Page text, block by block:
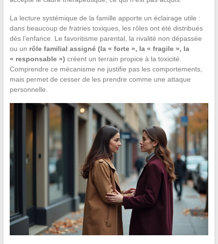
La lecture systémique de la famille apporte un éclairage utile :
dans beaucoup de fratries toxiques, les rôles ont été distribués
dès l’enfance. Le favoritisme parental, la rivalité non dépassée
ou un rôle familial assigné (la « forte », la « fragile », la
« responsable ») créent un terrain propice à la toxicité.
Comprendre ce mécanisme ne justifie pas les comportements,
mais permet de cesser de les prendre comme une attaque
personnelle.